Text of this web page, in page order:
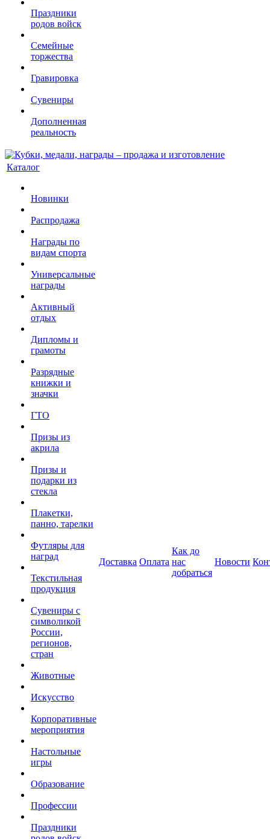
Праздники
родов войск
Семейные
торжества
Гравировка
Сувениры
Дополненная
реальность
Каталог
Новинки
Распродажа
Награды по
видам спорта
Универсальные
награды
Активный
отдых
Дипломы и
грамоты
Разрядные
книжки и
значки
ГТО
Призы из
акрила
Призы и
подарки из
стекла
Плакетки,
панно, тарелки
Футляры для
наград
Текстильная
продукция
Сувениры с
символикой
России,
регионов,
стран
Животные
Искусство
Корпоративные
мероприятия
Настольные
игры
Образование
Профессии
Праздники
Доставка Оплата
Как до
нас
добраться
Новости